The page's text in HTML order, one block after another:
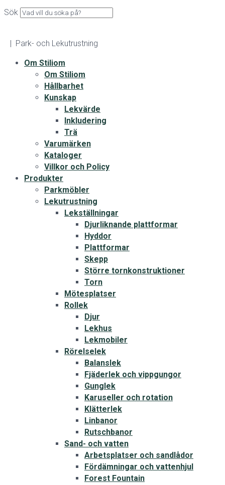
Sök
| Park- och Lekutrustning
Om Stiliom
Om Stiliom
Hållbarhet
Kunskap
Lekvärde
Inkludering
Trä
Varumärken
Kataloger
Villkor och Policy
Produkter
Parkmöbler
Lekutrustning
Lekställningar
Djurliknande plattformar
Hyddor
Plattformar
Skepp
Större tornkonstruktioner
Torn
Mötesplatser
Rollek
Djur
Lekhus
Lekmobiler
Rörelselek
Balanslek
Fjäderlek och vippgungor
Gunglek
Karuseller och rotation
Klätterlek
Linbanor
Rutschbanor
Sand- och vatten
Arbetsplatser och sandlådor
Fördämningar och vattenhjul
Forest Fountain